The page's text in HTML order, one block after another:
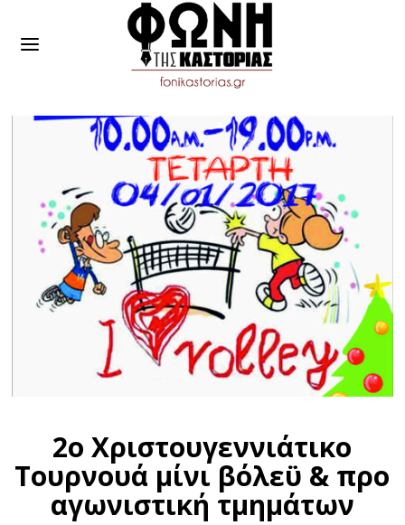
2ο Χριστουγεννιάτικο
Τουρνουά μίνι βόλεϋ & προ
αγωνιστική τμημάτων